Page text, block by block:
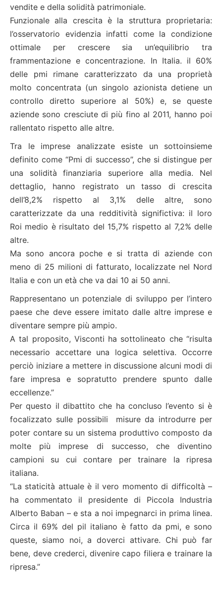
vendite e della solidità patrimoniale.
Funzionale alla crescita è la struttura proprietaria:
l’osservatorio evidenzia infatti come la condizione
ottimale per crescere sia un’equilibrio tra
frammentazione e concentrazione. In Italia. il 60%
delle pmi rimane caratterizzato da una proprietà
molto concentrata (un singolo azionista detiene un
controllo diretto superiore al 50%) e, se queste
aziende sono cresciute di più fino al 2011, hanno poi
rallentato rispetto alle altre.
Tra le imprese analizzate esiste un sottoinsieme
definito come “Pmi di successo”, che si distingue per
una solidità finanziaria superiore alla media. Nel
dettaglio, hanno registrato un tasso di crescita
dell’8,2% rispetto al 3,1% delle altre, sono
caratterizzate da una redditività significtiva: il loro
Roi medio è risultato del 15,7% rispetto al 7,2% delle
altre.
Ma sono ancora poche e si tratta di aziende con
meno di 25 milioni di fatturato, localizzate nel Nord
Italia e con un età che va dai 10 ai 50 anni.
Rappresentano un potenziale di sviluppo per l’intero
paese che deve essere imitato dalle altre imprese e
diventare sempre più ampio.
A tal proposito, Visconti ha sottolineato che “risulta
necessario accettare una logica selettiva. Occorre
perciò iniziare a mettere in discussione alcuni modi di
fare impresa e sopratutto prendere spunto dalle
eccellenze.”
Per questo il dibattito che ha concluso l’evento si è
focalizzato sulle possibili misure da introdurre per
poter contare su un sistema produttivo composto da
molte più imprese di successo, che diventino
campioni su cui contare per trainare la ripresa
italiana.
“La staticità attuale è il vero momento di difficoltà –
ha commentato il presidente di Piccola Industria
Alberto Baban – e sta a noi impegnarci in prima linea.
Circa il 69% del pil italiano è fatto da pmi, e sono
queste, siamo noi, a doverci attivare. Chi può far
bene, deve crederci, divenire capo filiera e trainare la
ripresa.”